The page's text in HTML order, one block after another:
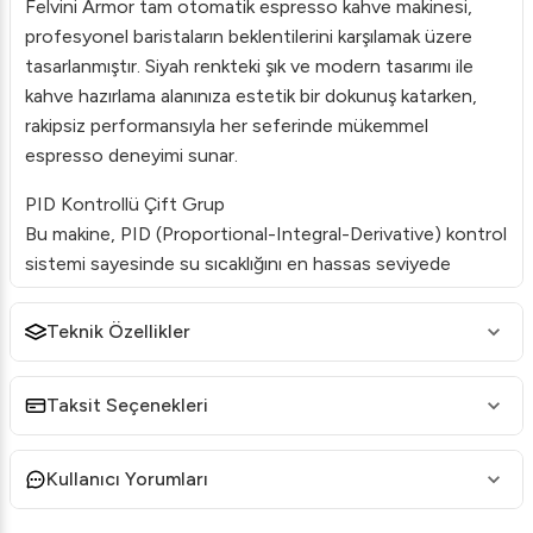
Felvini Armor tam otomatik espresso kahve makinesi,
profesyonel baristaların beklentilerini karşılamak üzere
tasarlanmıştır. Siyah renkteki şık ve modern tasarımı ile
kahve hazırlama alanınıza estetik bir dokunuş katarken,
rakipsiz performansıyla her seferinde mükemmel
espresso deneyimi sunar.
PID Kontrollü Çift Grup
Bu makine, PID (Proportional-Integral-Derivative) kontrol
sistemi sayesinde su sıcaklığını en hassas seviyede
tutarak, kahvenizin hassas aromalarını optimal şekilde
açığa çıkarır. Çift gruplu yapısı, aynı anda birden fazla
işletmeler için idealdir.
Kullanıcı Dostu Tasarım
kolaydır ve günlük görevlerinizi otomatikleştirir.
Teknik Özellikler
Taksit Seçenekleri
Kullanıcı Yorumları